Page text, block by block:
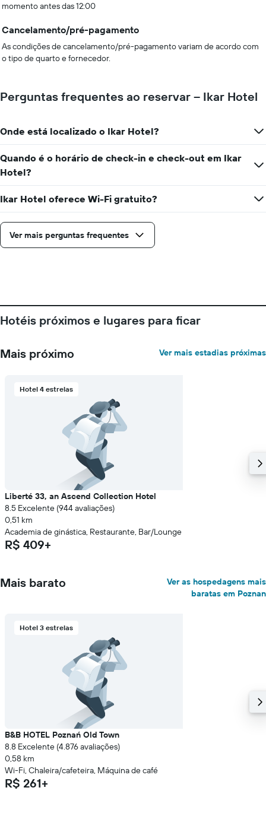
momento antes das 12:00
Cancelamento/pré-pagamento
As condições de cancelamento/pré-pagamento variam de acordo com
o tipo de quarto e fornecedor.
Perguntas frequentes ao reservar – Ikar Hotel
Onde está localizado o Ikar Hotel?
Quando é o horário de check-in e check-out em Ikar
Hotel?
Ikar Hotel oferece Wi-Fi gratuito?
Ver mais perguntas frequentes
Hotéis próximos e lugares para ficar
Mais próximo Ver mais estadias próximas
Hotel 4 estrelas
Liberté 33, an Ascend Collection Hotel
8.5 Excelente (944 avaliações)
0,51 km
Academia de ginástica, Restaurante, Bar/Lounge
R$ 409+
Mais barato
Ver as hospedagens mais
baratas em Poznan
Hotel 3 estrelas
B&B HOTEL Poznań Old Town
8.8 Excelente (4.876 avaliações)
0,58 km
Wi-Fi, Chaleira/cafeteira, Máquina de café
R$ 261+